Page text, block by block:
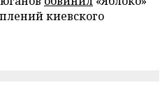
киевского